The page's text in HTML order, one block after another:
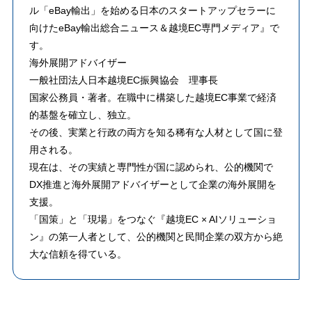
ル「eBay輸出」を始める日本のスタートアップセラーに
向けたeBay輸出総合ニュース＆越境EC専門メディア』で
す。
海外展開アドバイザー
一般社団法人日本越境EC振興協会 理事長
​国家公務員・著者。在職中に構築した越境EC事業で経済
的基盤を確立し、独立。
その後、実業と行政の両方を知る稀有な人材として国に登
用される。
​現在は、その実績と専門性が国に認められ、公的機関で
DX推進と海外展開アドバイザーとして企業の海外展開を
支援。
「国策」と「現場」をつなぐ『越境EC × AIソリューショ
ン』の第一人者として、公的機関と民間企業の双方から絶
大な信頼を得ている。